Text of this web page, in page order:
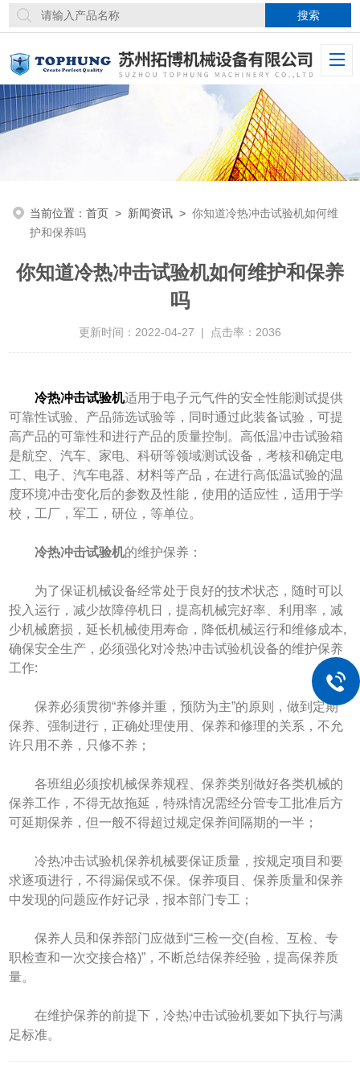
当前位置：首页 > 新闻资讯 >你知道冷热冲击试验机如何维
护和保养吗
你知道冷热冲击试验机如何维护和保养
吗
更新时间：2022-04-27 | 点击率：2036
冷热冲击试验机适用于电子元气件的安全性能测试提供
可靠性试验、产品筛选试验等，同时通过此装备试验，可提
高产品的可靠性和进行产品的质量控制。高低温冲击试验箱
是航空、汽车、家电、科研等领域测试设备，考核和确定电
工、电子、汽车电器、材料等产品，在进行高低温试验的温
度环境冲击变化后的参数及性能，使用的适应性，适用于学
校，工厂，军工，研位，等单位。
冷热冲击试验机的维护保养：
为了保证机械设备经常处于良好的技术状态，随时可以
投入运行，减少故障停机日，提高机械完好率、利用率，减
少机械磨损，延长机械使用寿命，降低机械运行和维修成本,
确保安全生产，必须强化对冷热冲击试验机设备的维护保养
工作:
保养必须贯彻“养修并重，预防为主”的原则，做到定期
保养、强制进行，正确处理使用、保养和修理的关系，不允
许只用不养，只修不养；
各班组必须按机械保养规程、保养类别做好各类机械的
保养工作，不得无故拖延，特殊情况需经分管专工批准后方
可延期保养，但一般不得超过规定保养间隔期的一半；
冷热冲击试验机保养机械要保证质量，按规定项目和要
求逐项进行，不得漏保或不保。保养项目、保养质量和保养
中发现的问题应作好记录，报本部门专工；
保养人员和保养部门应做到“三检一交(自检、互检、专
职检查和一次交接合格)”，不断总结保养经验，提高保养质
量。
在维护保养的前提下，冷热冲击试验机要如下执行与满
足标准。